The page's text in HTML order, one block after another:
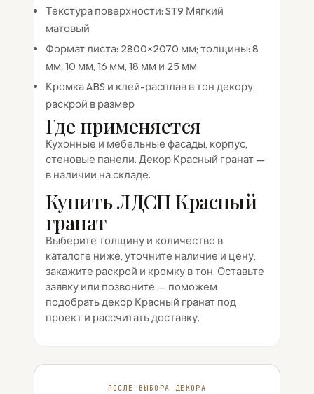
Текстура поверхности: ST9 Мягкий
матовый
Формат листа: 2800×2070 мм; толщины: 8
мм, 10 мм, 16 мм, 18 мм и 25 мм
Кромка ABS и клей-расплав в тон декору;
раскрой в размер
Где применяется
Кухонные и мебельные фасады, корпус,
стеновые панели. Декор Красный гранат —
в наличии на складе.
Купить ЛДСП Красный
гранат
Выберите толщину и количество в
каталоге ниже, уточните наличие и цену,
закажите раскрой и кромку в тон. Оставьте
заявку или позвоните — поможем
подобрать декор Красный гранат под
проект и рассчитать доставку.
ПОСЛЕ ВЫБОРА ДЕКОРА